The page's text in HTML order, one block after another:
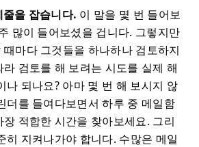
을 잡습니다. 이 말을 몇 번 들어보
많이 들어보셨을 겁니다. 그렇지만
마다 그것들을 하나하나 검토하지
검토를 해 보려는 시도를 실제 해
나 되나요? 아마 몇 번 해 보시지 않
더를 들여다보면서 하루 중 메일함
적합한 시간을 찾아보세요. 그리
히 지켜나가야 합니다. 수많은 메일